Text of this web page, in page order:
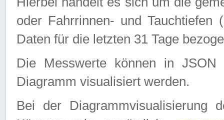
oder Fahrrinnen- und Tauchtiefen
Daten für die letzten 31 Tage
Die Messwerte können in
Diagramm visualisiert werden.
Bei der Diagrammvisualisierung